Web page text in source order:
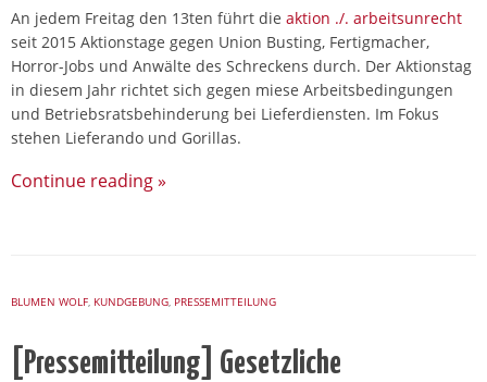
An jedem Freitag den 13ten führt die aktion ./. arbeitsunrecht
seit 2015 Aktionstage gegen Union Busting, Fertigmacher,
Horror-Jobs und Anwälte des Schreckens durch. Der Aktionstag
in diesem Jahr richtet sich gegen miese Arbeitsbedingungen
und Betriebsratsbehinderung bei Lieferdiensten. Im Fokus
stehen Lieferando und Gorillas.
Continue reading»
BLUMEN WOLF, KUNDGEBUNG, PRESSEMITTEILUNG
[Pressemitteilung] Gesetzliche